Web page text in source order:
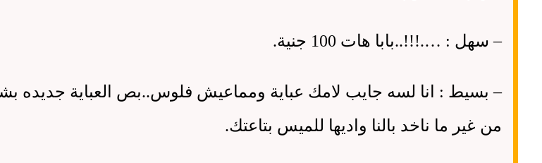
– سهل : ….!!!..بابا هات 100 جنية.
– بسيط : انا لسه جايب لامك عباية ومماعيش فلوس..بص العباية جديده
من غير ما ناخد بالنا واديها للميس بتاعتك.